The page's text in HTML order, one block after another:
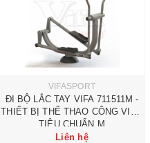
VIFASPORT
ĐI BỘ LẮC TAY VIFA 711511M -
THIẾT BỊ THỂ THAO CÔNG VIÊN
TIÊU CHUẨN M
Liên hệ